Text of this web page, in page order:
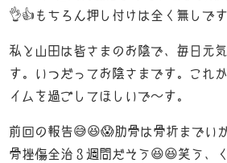
👌👍もちろん押し付けは全く無しです
私と山田は皆さまのお陰で、毎日元
す。いつだってお陰さまです。これ
イムを過ごしてほしいで～す。
前回の報告😅😆😱肋骨は骨折までい
骨挫傷全治３週間だそう😆😆笑う、